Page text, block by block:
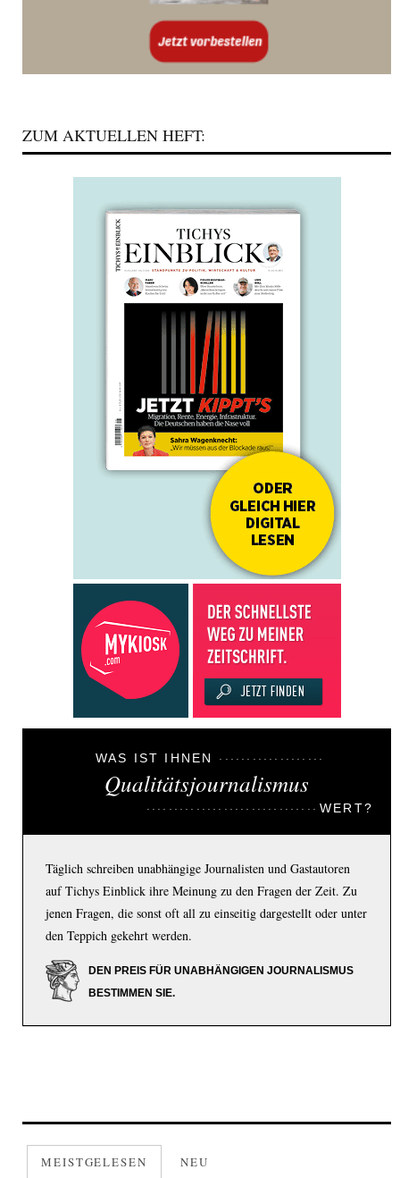
ZUM AKTUELLEN HEFT:
WAS IST IHNEN
Qualitätsjournalismus
WERT?
Täglich schreiben unabhängige Journalisten und Gastautoren
auf Tichys Einblick ihre Meinung zu den Fragen der Zeit. Zu
jenen Fragen, die sonst oft all zu einseitig dargestellt oder unter
den Teppich gekehrt werden.
DEN PREIS FÜR UNABHÄNGIGEN JOURNALISMUS
BESTIMMEN SIE.
MEISTGELESEN NEU